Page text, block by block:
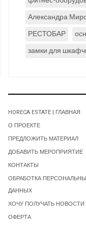
Александра
РЕСТОБАР
замки для
HORECA ESTATE | ГЛАВНАЯ
О ПРОЕКТЕ
ПРЕДЛОЖИТЬ МАТЕРИАЛ
ДОБАВИТЬ МЕРОПРИЯТИЕ
КОНТАКТЫ
ОБРАБОТКА
ДАННЫХ
ХОЧУ ПОЛУЧАТЬ НОВОСТИ
ОФЕРТА